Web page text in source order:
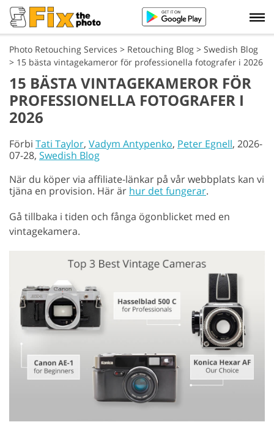
Photo Retouching Services > Retouching Blog > Swedish Blog
> 15 bästa vintagekameror för professionella fotografer i 2026
15 BÄSTA VINTAGEKAMEROR FÖR
PROFESSIONELLA FOTOGRAFER I
2026
Förbi Tati Taylor, Vadym Antypenko, Peter Egnell, 2026-
07-28, Swedish Blog
När du köper via affiliate-länkar på vår webbplats kan vi
tjäna en provision. Här är hur det fungerar.
Gå tillbaka i tiden och fånga ögonblicket med en
vintagekamera.